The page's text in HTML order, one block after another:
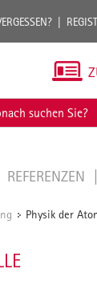
REFERENZEN
/ Physik der